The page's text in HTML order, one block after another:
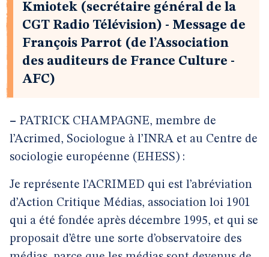
Kmiotek (secrétaire général de la
CGT Radio Télévision) - Message de
François Parrot (de l’Association
des auditeurs de France Culture -
AFC)
– PATRICK CHAMPAGNE, membre de
l’Acrimed, Sociologue à l’INRA et au Centre de
sociologie européenne (EHESS) :
Je représente l’ACRIMED qui est l’abréviation
d’Action Critique Médias, association loi 1901
qui a été fondée après décembre 1995, et qui se
proposait d’être une sorte d’observatoire des